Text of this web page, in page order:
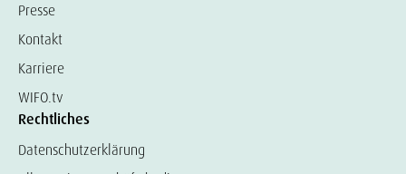
Presse
Kontakt
Karriere
WIFO.tv
Rechtliches
Datenschutzerklärung